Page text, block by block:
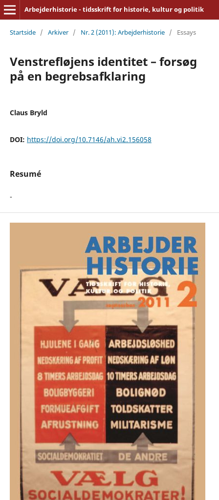
Arbejderhistorie - tidsskrift for historie, kultur og politik
Startside / Arkiver / Nr. 2 (2011): Arbejderhistorie / Essays
Venstrefløjens identitet – forsøg
på en begrebsafklaring
Claus Bryld
DOI: https://doi.org/10.7146/ah.vi2.156058
Resumé
-